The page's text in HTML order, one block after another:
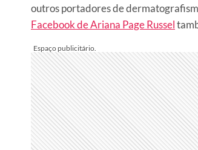
outros portadores de
Facebook de Ariana Page Russel